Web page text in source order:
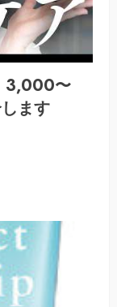
3,000〜
ます